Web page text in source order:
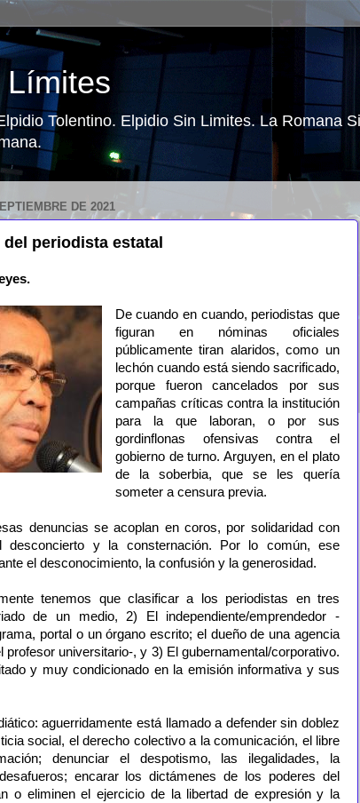
Límites
Tolentino. Elpidio Sin Limites. La Romana
DE 2021
periodista estatal
De cuando en cuando, periodistas que
figuran en nóminas oficiales
públicamente tiran alaridos, como un
lechón cuando está siendo sacrificado,
porque fueron cancelados por sus
campañas críticas contra la institución
para la que laboran, o por sus
gordinflonas ofensivas contra el
gobierno de turno. Arguyen, en el plato
de la soberbia, que se les quería
someter a censura previa.
denuncias se acoplan en coros, por solidaridad con
desconcierto y la consternación. Por lo común, ese
el desconocimiento, la confusión y la generosidad.
tenemos que clasificar a los periodistas en tres
de un medio, 2) El independiente/emprendedor -
portal o un órgano escrito; el dueño de una agencia
profesor universitario-, y 3) El gubernamental/corporativo.
y muy condicionado en la emisión informativa y sus
aguerridamente está llamado a defender sin doblez
social, el derecho colectivo a la comunicación, el libre
denunciar el despotismo, las ilegalidades, la
encarar los dictámenes de los poderes del
o eliminen el ejercicio de la libertad de expresión y la